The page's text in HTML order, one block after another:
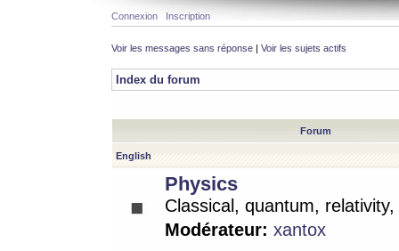
Connexion Inscription
Voir les messages sans réponse | Voir les sujets actifs
Index du forum
Forum
English
Physics
Classical, quantum,
Modérateur: xantox